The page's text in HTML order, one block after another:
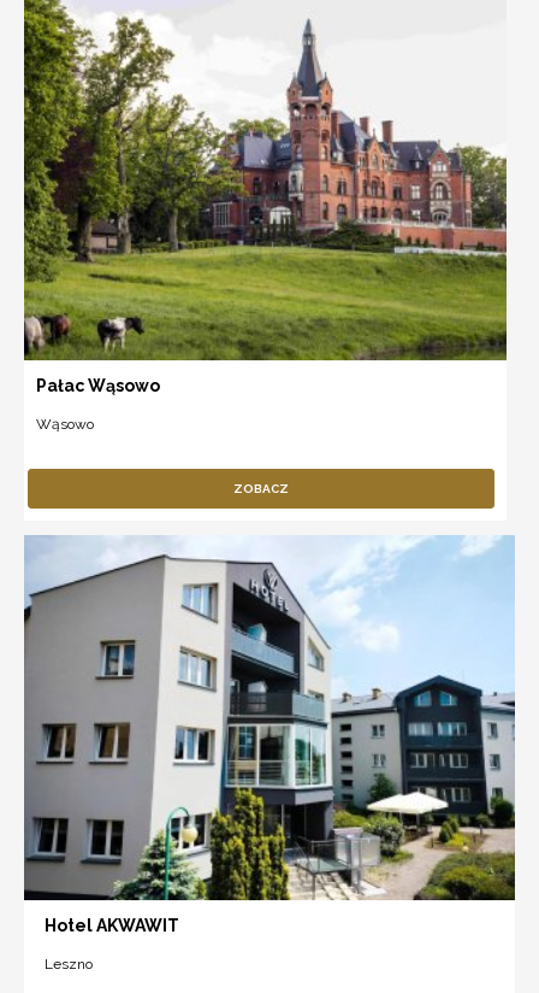
Pałac Wąsowo
Wąsowo
ZOBACZ
Hotel AKWAWIT
Leszno